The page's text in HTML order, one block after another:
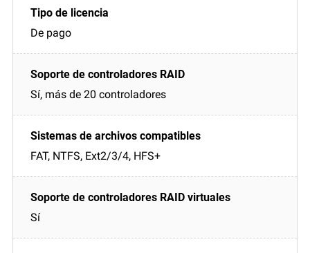
De pago
Sí, más de 20 controladores
FAT, NTFS, Ext2/3/4, HFS+
Sí